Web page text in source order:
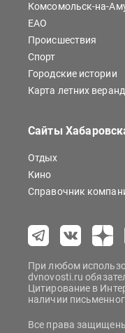
Комсомольск-на-
ЕАО
Происшествия
Спорт
Городские истории
Карта летних веранд
Сайты
Отдых
Кино
Справочник
При любом
dvnovosti.ru
Цитирование в
наличии
Все права